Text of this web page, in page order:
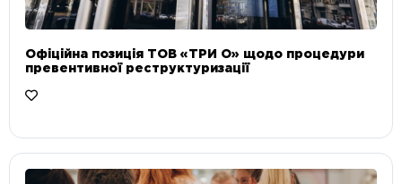
Офіційна позиція ТОВ «ТРИ О» щодо процедури
превентивної реструктуризації